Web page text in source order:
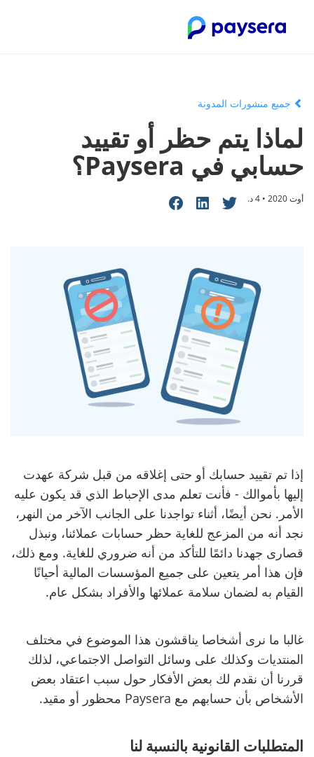
جميع منشورات المدونة
لماذا يتم حظر أو تقييد
حسابي في Paysera؟
أوت 2020 • 4 د.
إذا تم تقييد حسابك أو حتى إغلاقه من قبل شركة عهدت
إليها بأموالك - فأنت تعلم مدى الإحباط الذي قد يكون عليه
الأمر. نحن أيضًا، أثناء تواجدنا على الجانب الآخر من النهر،
نجد أنه من المزعج للغاية حظر حسابات عملائنا، ونبذل
قصارى جهدنا دائمًا للتأكد من أنه ضروري للغاية. ومع ذلك،
فإن هذا أمر يتعين على جميع المؤسسات المالية أحيانًا
القيام به لضمان سلامة عملائها والأفراد بشكل عام.
غالبا ما نرى أشخاصا يناقشون هذا الموضوع في مختلف
المنتديات وكذلك على وسائل التواصل الاجتماعي، لذلك
قررنا أن نقدم لك بعض الأفكار حول سبب اعتقاد بعض
الأشخاص بأن حسابهم مع Paysera محظور أو مقيد.
المتطلبات القانونية بالنسبة لنا